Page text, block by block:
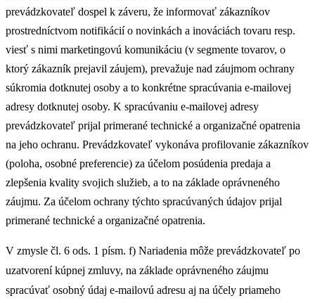
prevádzkovateľ dospel k záveru, že informovať zákazníkov
prostredníctvom notifikácií o novinkách a inováciách tovaru resp.
viesť s nimi marketingovú komunikáciu (v segmente tovarov, o
ktorý zákazník prejavil záujem), prevažuje nad záujmom ochrany
súkromia dotknutej osoby a to konkrétne spracúvania e-mailovej
adresy dotknutej osoby. K spracúvaniu e-mailovej adresy
prevádzkovateľ prijal primerané technické a organizačné opatrenia
na jeho ochranu. Prevádzkovateľ vykonáva profilovanie zákazníkov
(poloha, osobné preferencie) za účelom posúdenia predaja a
zlepšenia kvality svojich služieb, a to na základe oprávneného
záujmu. Za účelom ochrany týchto spracúvaných údajov prijal
primerané technické a organizačné opatrenia.
V zmysle čl. 6 ods. 1 písm. f) Nariadenia môže prevádzkovateľ po
uzatvorení kúpnej zmluvy, na základe oprávneného záujmu
spracúvať osobný údaj e-mailovú adresu aj na účely priameho